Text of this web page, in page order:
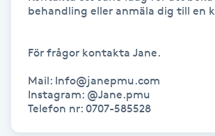
Hudföryngring
Huduppstramning
Hudvård
behandling eller anmäla dig till en
För frågor kontakta Jane.
Mail: Info@janepmu.com
Instagram: @Jane.pmu
Telefon nr: 0707-585528